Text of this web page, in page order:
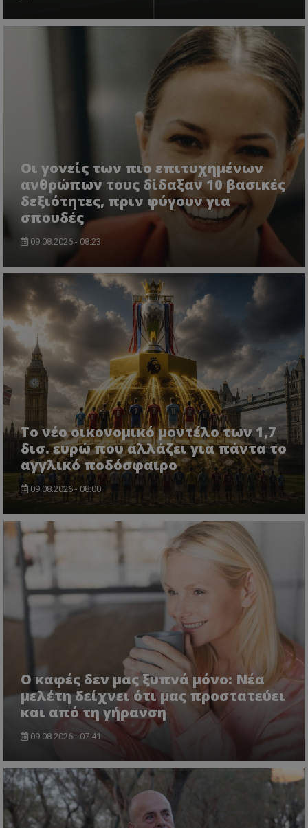
Οι γονείς των πιο επιτυχημένων
ανθρώπων τους δίδαξαν 10 βασικές
δεξιότητες, πριν φύγουν για
σπουδές
09.08.2026 - 08:23
Το νέο οικονομικό μοντέλο των 1,7
δισ. ευρώ που αλλάζει για πάντα το
αγγλικό ποδόσφαιρο
09.08.2026 - 08:00
Ο καφές δεν μας ξυπνά μόνο: Νέα
μελέτη δείχνει ότι μας προστατεύει
και από τη γήρανση
09.08.2026 - 07:41